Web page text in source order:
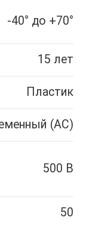
-40° до +70°
15 лет
Пластик
(AC)
500 В
50